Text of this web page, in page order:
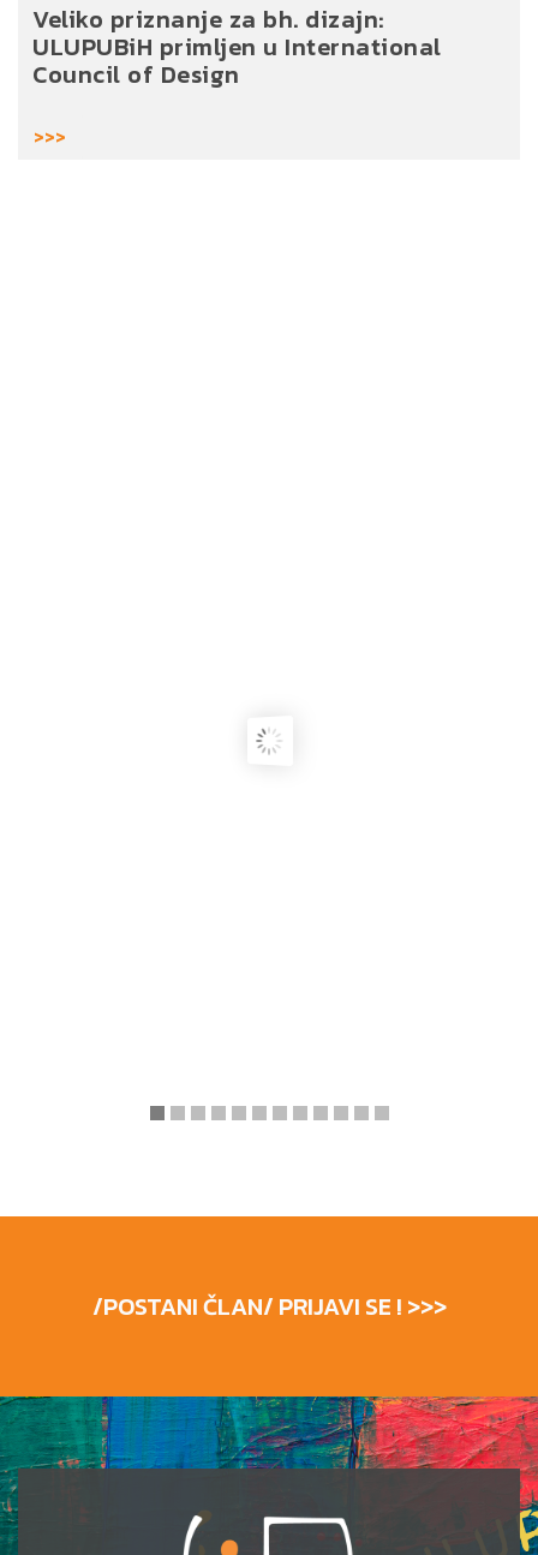
Veliko priznanje za bh. dizajn:
ULUPUBiH primljen u International
Council of Design
>>>
/POSTANI ČLAN/ PRIJAVI SE ! >>>